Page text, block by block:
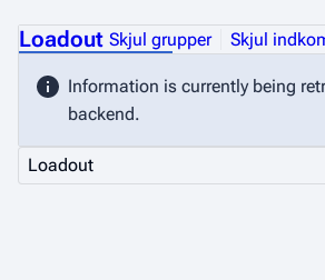
Loadout Skjul grupper Skjul
Information is currently being
backend.